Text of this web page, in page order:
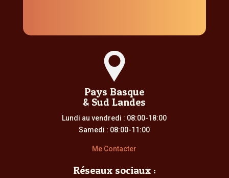
Pays Basque
& Sud Landes
Lundi au vendredi : 08:00-18:00
Samedi : 08:00-11:00
Me Contacter
Réseaux sociaux :